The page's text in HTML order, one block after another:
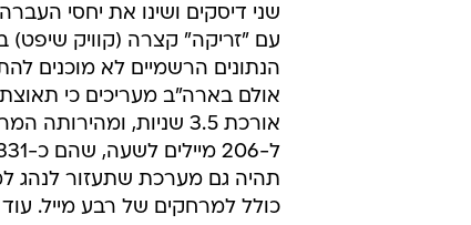
שני דיסקים ושינו את יחסי
עם "זריקה" קצרה (קוויק שיפט)
הנתונים הרשמיים לא מוכנים
אורכת 3.5 שניות, ומהירותה
תהיה גם מערכת שתעזור לנהג
כולל למרחקים של רבע מייל.